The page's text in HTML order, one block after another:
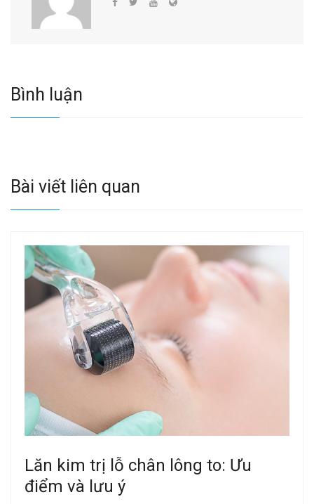
Bình luận
Bài viết liên quan
Lăn kim trị lỗ chân lông to: Ưu
điểm và lưu ý